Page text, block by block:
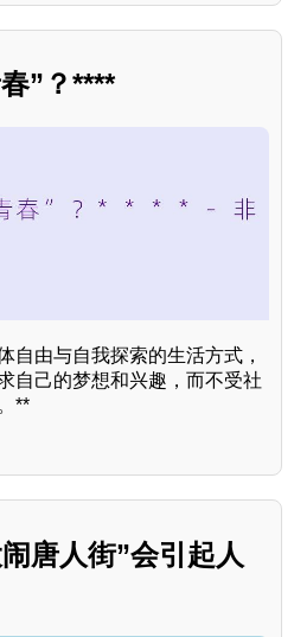
”？****
自由与自我探索的生活方式，
自己的梦想和兴趣，而不受社
**
唐人街”会引起人